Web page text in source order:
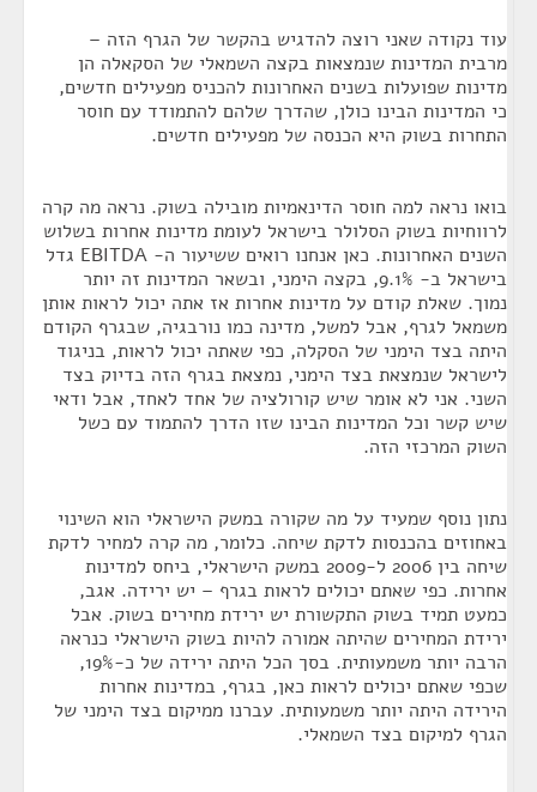
עוד נקודה שאני רוצה להדגיש בהקשר של הגרף הזה –
מרבית המדינות שנמצאות בקצה השמאלי של הסקאלה הן
מדינות שפועלות בשנים האחרונות להכניס מפעילים חדשים,
כי המדינות הבינו כולן, שהדרך שלהם להתמודד עם חוסר
התחרות בשוק היא הכנסה של מפעילים חדשים.
בואו נראה למה חוסר הדינאמיות מובילה בשוק. נראה מה קרה
לרווחיות בשוק הסלולר בישראל לעומת מדינות אחרות בשלוש
השנים האחרונות. כאן אנחנו רואים ששיעור ה- EBITDA גדל
בישראל ב- 9.1%, בקצה הימני, ובשאר המדינות זה יותר
נמוך. שאלת קודם על מדינות אחרות אז אתה יכול לראות אותן
משמאל לגרף, אבל למשל, מדינה כמו נורבגיה, שבגרף הקודם
היתה בצד הימני של הסקלה, כפי שאתה יכול לראות, בניגוד
לישראל שנמצאת בצד הימני, נמצאת בגרף הזה בדיוק בצד
השני. אני לא אומר שיש קורולציה של אחד לאחד, אבל ודאי
שיש קשר וכל המדינות הבינו שזו הדרך להתמוד עם כשל
השוק המרכזי הזה.
נתון נוסף שמעיד על מה שקורה במשק הישראלי הוא השינוי
באחוזים בהכנסות לדקת שיחה. כלומר, מה קרה למחיר לדקת
שיחה בין 2006 ל-2009 במשק הישראלי, ביחס למדינות
אחרות. כפי שאתם יכולים לראות בגרף – יש ירידה. אגב,
כמעט תמיד בשוק התקשורת יש ירידת מחירים בשוק. אבל
ירידת המחירים שהיתה אמורה להיות בשוק הישראלי כנראה
הרבה יותר משמעותית. בסך הכל היתה ירידה של כ-19%,
שכפי שאתם יכולים לראות כאן, בגרף, במדינות אחרות
הירידה היתה יותר משמעותית. עברנו ממיקום בצד הימני של
הגרף למיקום בצד השמאלי.